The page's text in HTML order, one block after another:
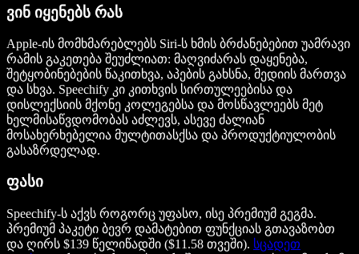
ვინ იყენებს რას
Apple-ის მომხმარებლებს Siri-ს ხმის ბრძანებებით უამრავი
რამის გაკეთება შეუძლიათ: მაღვიძარას დაყენება,
შეტყობინებების წაკითხვა, აპების გახსნა, მედიის მართვა
და სხვა. Speechify კი კითხვის სირთულეებისა და
დისლექსიის მქონე კოლეგებსა და მოსწავლეებს მეტ
ხელმისაწვდომობას აძლევს, ასევე ძალიან
მოსახერხებელია მულტითასქსა და პროდუქტიულობის
გასაზრდელად.
ფასი
Speechify-ს აქვს როგორც უფასო, ისე პრემიუმ გეგმა.
პრემიუმ პაკეტი ბევრ დამატებით ფუნქციას გთავაზობთ
და ღირს $139 წელიწადში ($11.58 თვეში). სცადეთ